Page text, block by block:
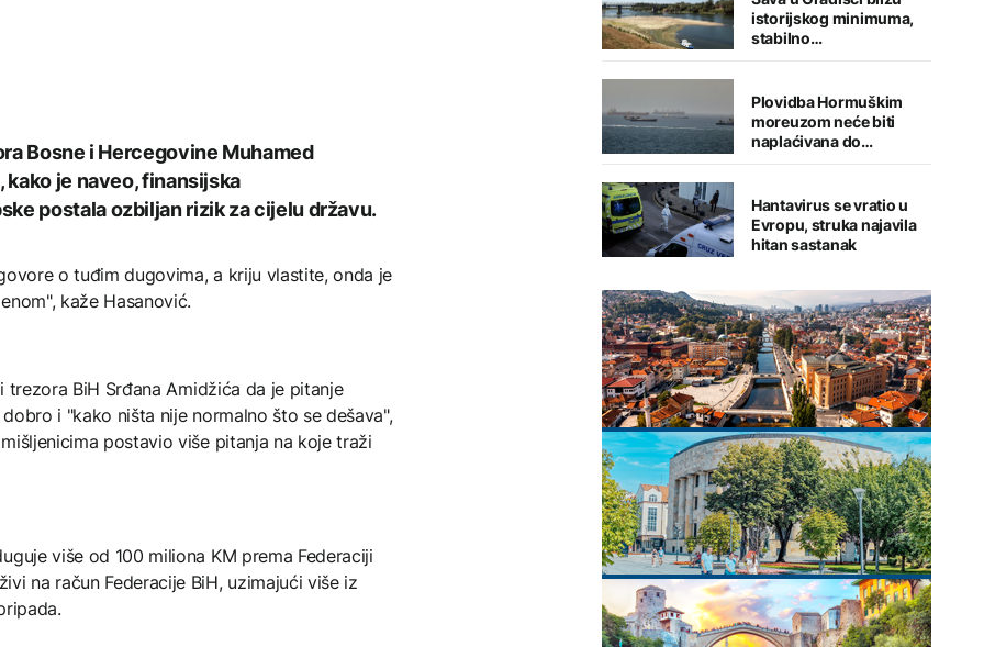
Bosne i Hercegovine Muhamed
kako je naveo, finansijska
postala ozbiljan rizik za cijelu državu.
o tuđim dugovima, a kriju vlastite, onda je
kaže Hasanović.
trezora BiH Srđana Amidžića da je pitanje
i "kako ništa nije normalno što se dešava",
postavio više pitanja na koje traži
više od 100 miliona KM prema Federaciji
na račun Federacije BiH, uzimajući više iz
istorijskog minimuma,
stabilno
vodosnabdijevanje
Plovidba Hormuškim
moreuzom neće biti
naplaćivana do
konačnog sporazuma s
Hantavirus se vratio u
Evropu, struka najavila
hitan sastanak